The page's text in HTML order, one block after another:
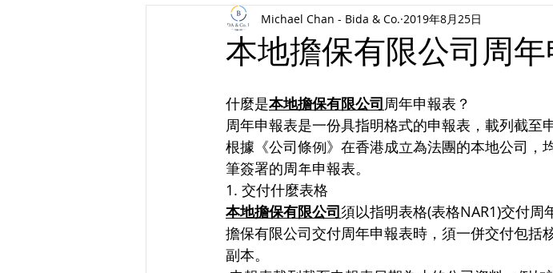
本地擔保有限公司周
Michael Chan - Bida & Co. 2019年8月25日
什麼是本地擔保有限公司周年申報表？
周年申報表是一份具指明格式的申報表，載列截至
根據《公司條例》在香港成立為法團的本地公司，
筆簽署的周年申報表。
1. 交付什麼表格
本地擔保有限公司須以指明表格(表格NAR1)交付周
擔保有限公司交付周年申報表時，須一併交付包括
副本。